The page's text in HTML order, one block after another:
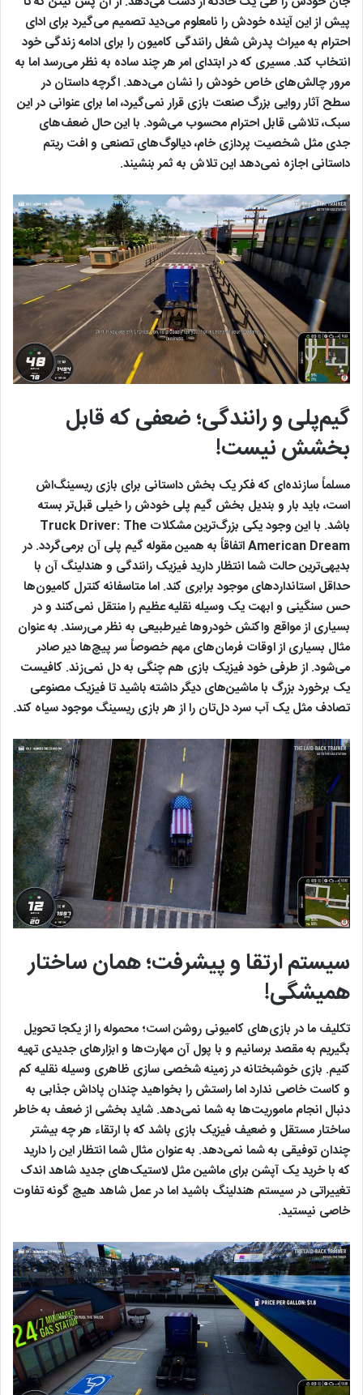
پیش از این آینده خودش را نامعلوم می‌دید تصمیم می‌گیرد برای ادای
احترام به میراث پدرش شغل رانندگی کامیون را برای ادامه زندگی خود
انتخاب کند. مسیری که در ابتدای امر هر چند ساده به نظر می‌رسد اما به
مرور چالش‌های خاص خودش را نشان می‌دهد. اگرچه داستان در
سطح آثار روایی بزرگ صنعت بازی قرار نمی‌گیرد، اما برای عنوانی در این
سبک، تلاشی قابل احترام محسوب می‌شود. با این حال ضعف‌های
جدی مثل شخصیت پردازی خام، دیالوگ‌های تصنعی و افت ریتم
داستانی اجازه نمی‌دهد این تلاش به ثمر بنشیند.
گیم‌پلی و رانندگی؛ ضعفی که قابل
بخشش نیست!
مسلماً سازنده‌ای که فکر یک بخش داستانی برای بازی ریسینگ‌اش
است، باید بار و بندیل بخش گیم پلی خودش را خیلی قبل‌تر بسته
باشد. با این وجود یکی بزرگ‌ترین مشکلات Truck Driver: The
American Dream اتفاقاً به همین مقوله گیم پلی آن برمی‌گردد. در
بدیهی‌ترین حالت شما انتظار دارید فیزیک رانندگی و هندلینگ آن با
حداقل استانداردهای موجود برابری کند. اما متاسفانه کنترل کامیون‌ها
حس سنگینی و ابهت یک وسیله نقلیه عظیم را منتقل نمی‌کنند و در
بسیاری از مواقع واکنش خودروها غیرطبیعی به نظر می‌رسند. به عنوان
مثال بسیاری از اوقات فرمان‌های مهم خصوصاً سر پیچ‌ها دیر صادر
می‌شود. از طرفی خود فیزیک بازی هم چنگی به دل نمی‌زند. کافیست
یک برخورد بزرگ با ماشین‌های دیگر داشته باشید تا فیزیک مصنوعی
تصادف مثل یک آب سرد دل‌تان را از هر بازی ریسینگ موجود سیاه کند.
سیستم ارتقا و پیشرفت؛ همان ساختار
همیشگی!
تکلیف ما در بازی‌های کامیونی روشن است؛ محموله را از یکجا تحویل
بگیریم به مقصد برسانیم و با پول آن مهارت‌ها و ابزارهای جدیدی تهیه
کنیم. بازی خوشبختانه در زمینه شخصی سازی ظاهری وسیله نقلیه کم
و کاست خاصی ندارد اما راستش را بخواهید چندان پاداش جذابی به
دنبال انجام ماموریت‌ها به شما نمی‌دهد. شاید بخشی از ضعف به خاطر
ساختار مستقل و ضعیف فیزیک بازی باشد که با ارتقاء هر چه بیشتر
چندان توفیقی به شما نمی‌دهد. به عنوان مثال شما انتظار این را دارید
که با خرید یک آپشن برای ماشین مثل لاستیک‌های جدید شاهد اندک
تغییراتی در سیستم هندلینگ باشید اما در عمل شاهد هیچ گونه تفاوت
خاصی نیستید.